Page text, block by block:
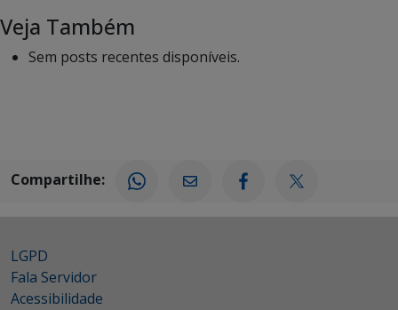
Veja Também
Sem posts recentes disponíveis.
Compartilhe:
LGPD
Fala Servidor
Acessibilidade